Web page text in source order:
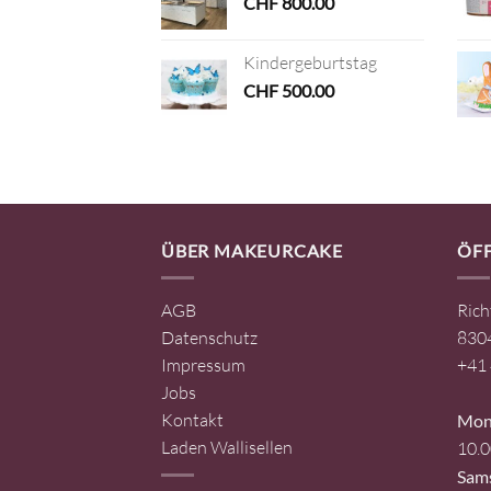
Kindergeburtstag
CHF500.00
ÜBER MAKEURCAKE
AGB
Datenschutz
Impressum
Jobs
Kontakt
Laden Wallisellen
+41